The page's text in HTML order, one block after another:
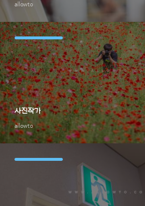
allowto
allowto
사진작가